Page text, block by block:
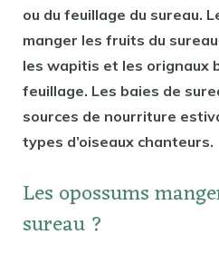
ou du feuillage du sureau.
manger les fruits du
les wapitis et les orignaux
feuillage. Les baies de
sources de nourriture
types d’oiseaux chanteurs.
Les opossums
sureau ?